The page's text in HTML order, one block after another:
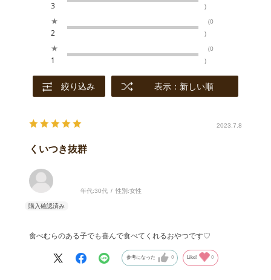
3
)
★
2
(0
)
★
1
(0
)
絞り込み 表示：新しい順
2023.7.8
くいつき抜群
年代:30代 性別:女性
食べむらのある子でも喜んで食べてくれるおやつです♡
参考になった 0 Like! 0